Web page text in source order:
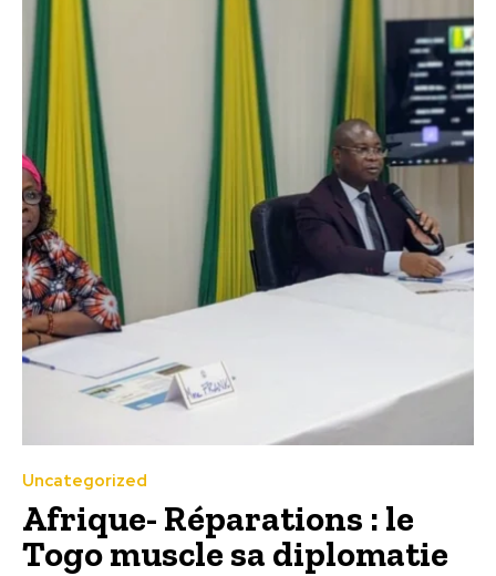
Uncategorized
Afrique- Réparations : le
Togo muscle sa diplomatie